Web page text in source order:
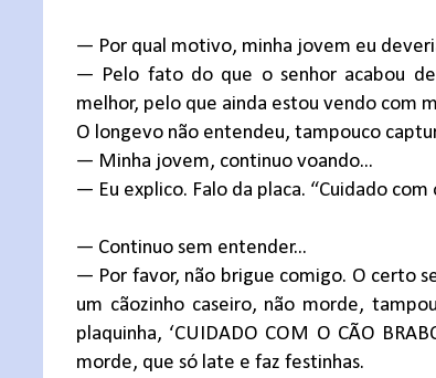
— Por qual motivo, minha jovem eu
— Pelo fato do que o senhor acabou
melhor, pelo que ainda estou vendo com
O longevo não entendeu, tampouco
— Minha jovem, continuo voando...
— Eu explico. Falo da placa. “Cuidado com
— Continuo sem entender...
— Por favor, não brigue comigo. O certo
um cãozinho caseiro, não morde,
plaquinha, ‘CUIDADO COM O CÃO
morde, que só late e faz festinhas.